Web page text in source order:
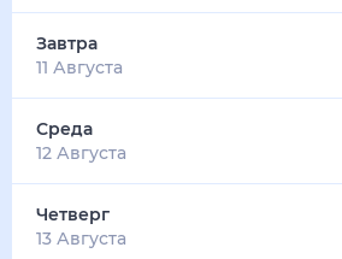
Завтра
11 Августа
Среда
12 Августа
Четверг
13 Августа